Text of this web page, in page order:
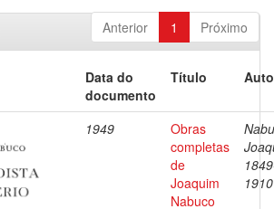
Anterior 1 Próximo
Data do
documento
Título
1949
Obras
completas
de
Joaquim
Nabuco
1910